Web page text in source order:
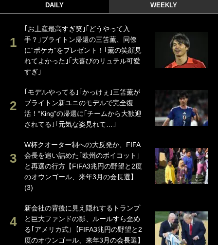
DAILY WEEKLY
｢お土産最高すぎ笑｣｢どうやって入
手？｣ブライトン帰還の三笘薫、同僚
に“ポケカ”をプレゼント！｢薫の笑顔見
れてよかった｣｢大喜びのリュテル可愛
すぎ｣
｢モデルやってる｣｢かっけぇ｣三笘薫が
ブライトン新ユニのモデルで完全復
活！“King”の帰還に｢チームから大歓迎
されてる｣｢元気な姿見れて…｣
W杯クオーター制への大反発か、FIFA
会長を追い詰めた｢欧州のボイコット｣
と再選の行方【FIFA3兆円の野望と2度
のオウンゴール、来年3月の会長選】
(3)
新会社の背後に見え隠れするトランプ
と巨大ファンドの影、ルールすら歪め
る｢アメリカ式｣【FIFA3兆円の野望と2
度のオウンゴール、来年3月の会長選】